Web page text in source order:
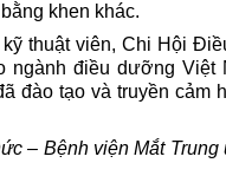
khen khác.
thuật viên, Chi Hội
ngành điều dưỡng Việt
đào tạo và truyền cảm
– Bệnh viện Mắt Trung